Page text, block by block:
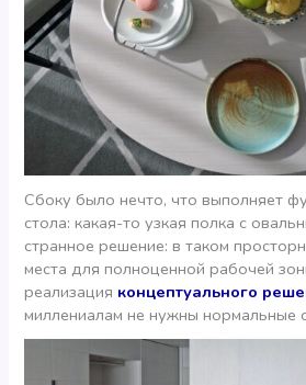
Сбоку было нечто, что выполняет
стола: какая-то узкая полка с
странное решение: в таком
места для полноценной рабочей
реализация концептуального
миллениалам не нужны нормальные